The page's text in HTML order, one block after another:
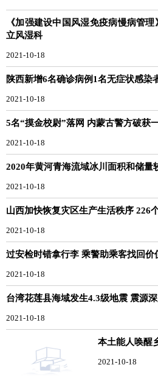
《加强建设中国风湿免疫病慢病管
立风湿科
2021-10-18
陕西新增6名确诊病例1名无症状感染
2021-10-18
5名“摸金校尉”落网 内蒙古警方破获
2021-10-18
2020年黄河青海流域冰川面积和储量
2021-10-18
山西加快恢复灾区生产生活秩序 226
2021-10-18
过安检时错拿行李 乘警助乘客找回价
2021-10-18
台湾花莲县海域发生4.3级地震 震源
2021-10-18
本土能人唤醒
2021-10-18